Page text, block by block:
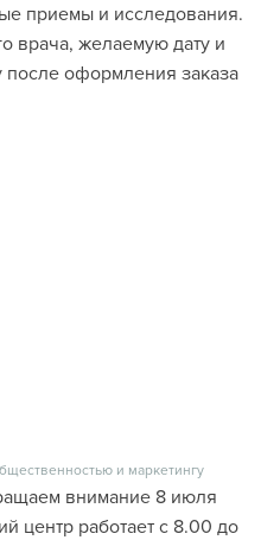
приемы и исследования.
врача, желаемую дату и
оформления заказа
и маркетингу
внимание 8 июля
центр работает с 8.00 до